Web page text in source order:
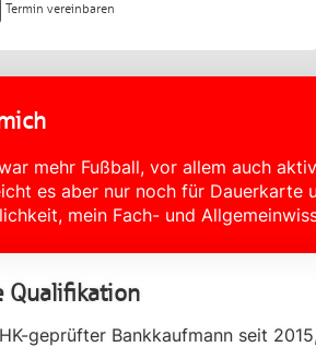
Termin vereinbaren
mehr Fußball, vor allem auch
es aber nur noch für Dauerkarte
mein Fach- und
Qualifikation
geprüfter Bankkaufmann seit